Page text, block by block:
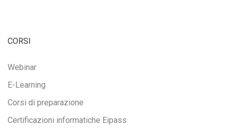
CORSI
Webinar
E-Learning
Corsi di preparazione
Certificazioni informatiche Eipass